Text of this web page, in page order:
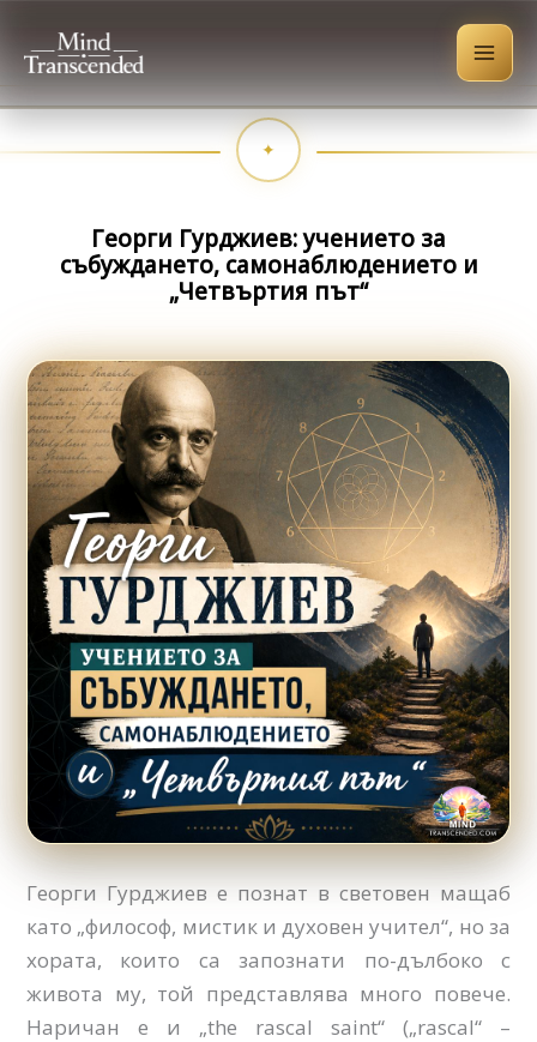
content
Георги Гурджиев: учението за
събуждането, самонаблюдението и
„Четвъртия път“
Георги Гурджиев е познат в световен мащаб
като „философ, мистик и духовен учител“, но за
хората, които са запознати по-дълбоко с
живота му, той представлява много повече.
Наричан е и „the rascal saint“ („rascal“ –